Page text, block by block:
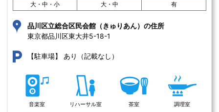
大・中・小
大・中 有
品川区立総合区民会館（きゅりあん）の住所
東京都品川区東大井5-18-1
【駐車場】 あり（記載なし）
音楽室 リハーサル室 茶室 調理室